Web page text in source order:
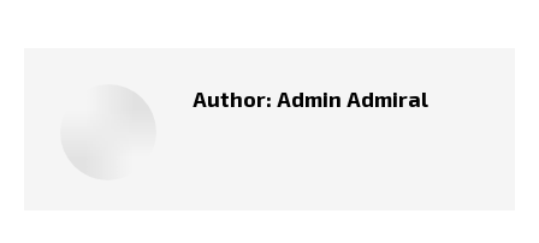
Author: Admin Admiral